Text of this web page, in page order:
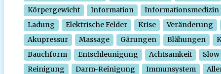
Körpergewicht
Information
Informationsmedizin
Ladung
Elektrische Felder Krise
Veränderung
Akupressur
Massage Gärungen Blähungen
Bauchform
Entschleunigung Achtsamkeit
Slow
Reinigung
Darm-Reinigung Immunsystem